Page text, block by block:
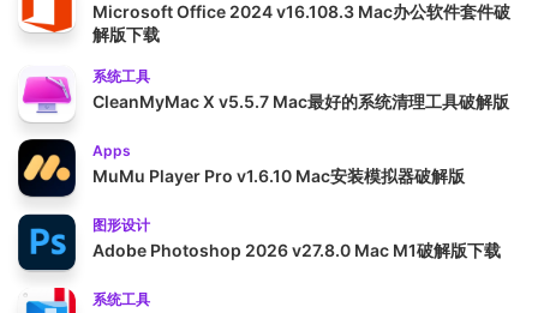
Microsoft Office 2024 v16.108.3 Mac办公软件套件破
解版下载
系统工具
CleanMyMac X v5.5.7 Mac最好的系统清理工具破解版
Apps
MuMu Player Pro v1.6.10 Mac安装模拟器破解版
图形设计
Adobe Photoshop 2026 v27.8.0 Mac M1破解版下载
系统工具